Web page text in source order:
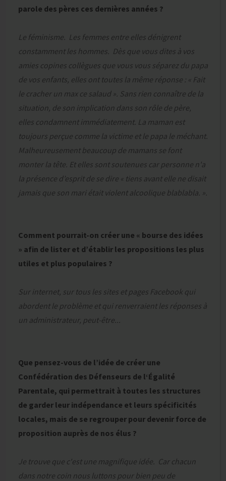
parole des pères ces dernières années ?
Le féminisme. Les femmes entre elles dénigrent
constamment les hommes. Dès que vous dites à vos
amies copines collègues que vous vous séparez du papa
de vos enfants, elles ont toutes la même réponse : « Fait
le cracher un max ce salaud ». Sans rien connaître de la
situation, de son implication dans son rôle de père,
elles condamnent immédiatement. La maman est
toujours perçue comme la victime et le papa le méchant.
Malheureusement beaucoup de mamans se font
monter la tête. Et elles sont soutenues car personne n'a
la présence d’esprit de se dire « tiens avant elle ne disait
jamais que son mari était violent alcoolique blablabla. ».
Comment pourrait-on créer une « bourse des idées
» afin de lister et d’établir les propositions les plus
utiles et plus populaires ?
Sur internet, sur tous les sites et pages Facebook qui
abordent le problème et qui renverraient les réponses à
un administrateur, peut-être...
Que pensez-vous de l’idée de créer une
Confédération des Défenseurs de l‘Égalité
Parentale, qui permettrait à toutes les structures
de garder leur indépendance et leurs spécificités
locales, mais de se regrouper pour devenir force de
proposition auprès de nos élus ?
Je trouve que c'est une magnifique idée. Car chacun
dans notre coin nous luttons pour bien peu de